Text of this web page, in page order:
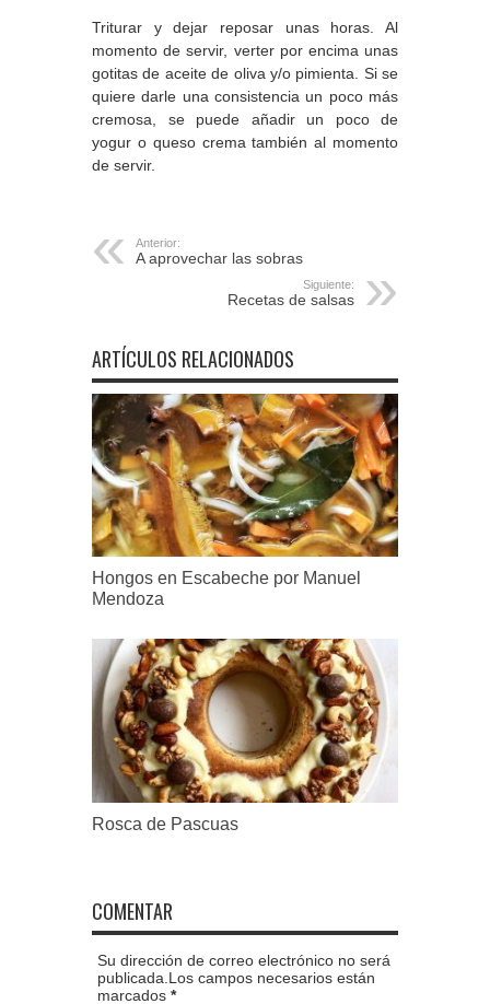
Triturar y dejar reposar unas horas. Al
momento de servir, verter por encima unas
gotitas de aceite de oliva y/o pimienta. Si se
quiere darle una consistencia un poco más
cremosa, se puede añadir un poco de
yogur o queso crema también al momento
de servir.
Anterior:
A aprovechar las sobras
Siguiente:
Recetas de salsas
ARTÍCULOS RELACIONADOS
Hongos en Escabeche por Manuel
Mendoza
Rosca de Pascuas
COMENTAR
Su dirección de correo electrónico no será
publicada.Los campos necesarios están
marcados *